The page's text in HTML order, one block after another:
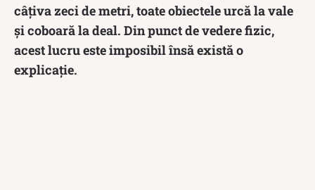
câțiva zeci de metri, toate obiectele urcă la vale
și coboară la deal. Din punct de vedere fizic,
acest lucru este imposibil însă există o
explicație.